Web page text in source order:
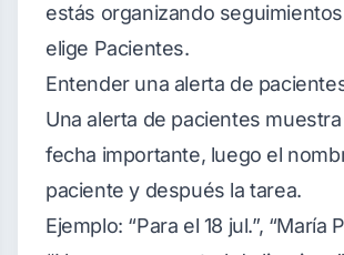
estás organizando
elige Pacientes.
Entender una alerta de
Una alerta de pacientes
fecha importante, luego el
paciente y después la tarea.
Ejemplo: “Para el 18 jul.”, “María